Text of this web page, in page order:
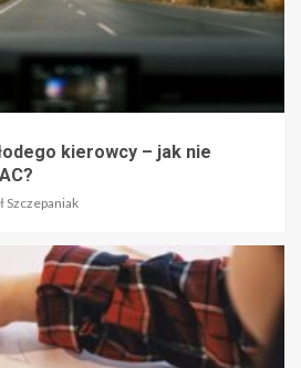
kierowcy – jak nie
Szczepaniak